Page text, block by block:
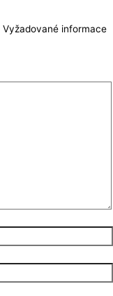
Vyžadované informace